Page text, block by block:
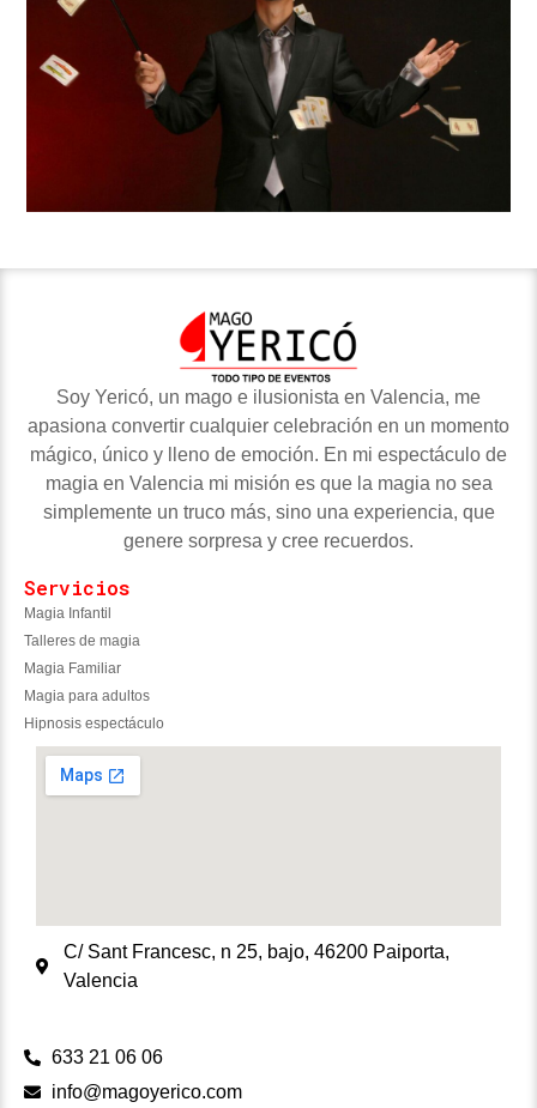
Soy Yericó, un mago e ilusionista en Valencia, me
apasiona convertir cualquier celebración en un momento
mágico, único y lleno de emoción. En mi espectáculo de
magia en Valencia mi misión es que la magia no sea
simplemente un truco más, sino una experiencia, que
genere sorpresa y cree recuerdos.
Servicios
Magia Infantil
Talleres de magia
Magia Familiar
Magia para adultos
Hipnosis espectáculo
C/ Sant Francesc, n 25, bajo, 46200 Paiporta,
Valencia
633 21 06 06
info@magoyerico.com